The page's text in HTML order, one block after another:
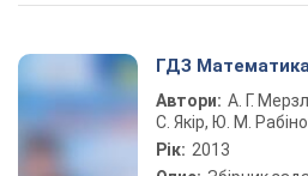
ГДЗ
Автори: А. Г.
С. Якір, Ю. М.
Рік: 2013